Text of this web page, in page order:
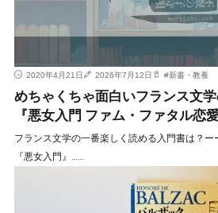
2020年4月21日 2026年7月12日 #新書・教養
めちゃくちゃ面白いフランス文
『悪女入門 ファム・ファタル恋
フランス文学の一番楽しく読める入門書は？
『悪女入門』……